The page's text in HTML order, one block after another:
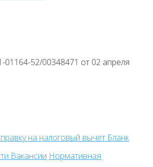
52/00348471 от 02 апреля
на налоговый вычет Бланк
Вакансии Нормативная